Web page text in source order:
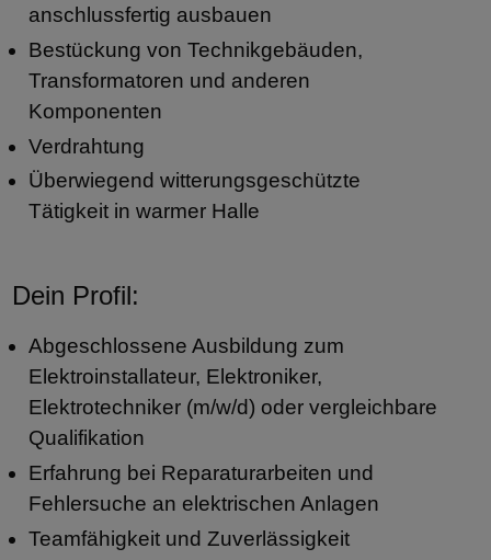
anschlussfertig ausbauen
Bestückung von Technikgebäuden,
Transformatoren und anderen
Komponenten
Verdrahtung
Überwiegend witterungsgeschützte
Tätigkeit in warmer Halle
Dein Profil:
Abgeschlossene Ausbildung zum
Elektroinstallateur, Elektroniker,
Elektrotechniker (m/w/d) oder vergleichbare
Qualifikation
Erfahrung bei Reparaturarbeiten und
Fehlersuche an elektrischen Anlagen
Teamfähigkeit und Zuverlässigkeit